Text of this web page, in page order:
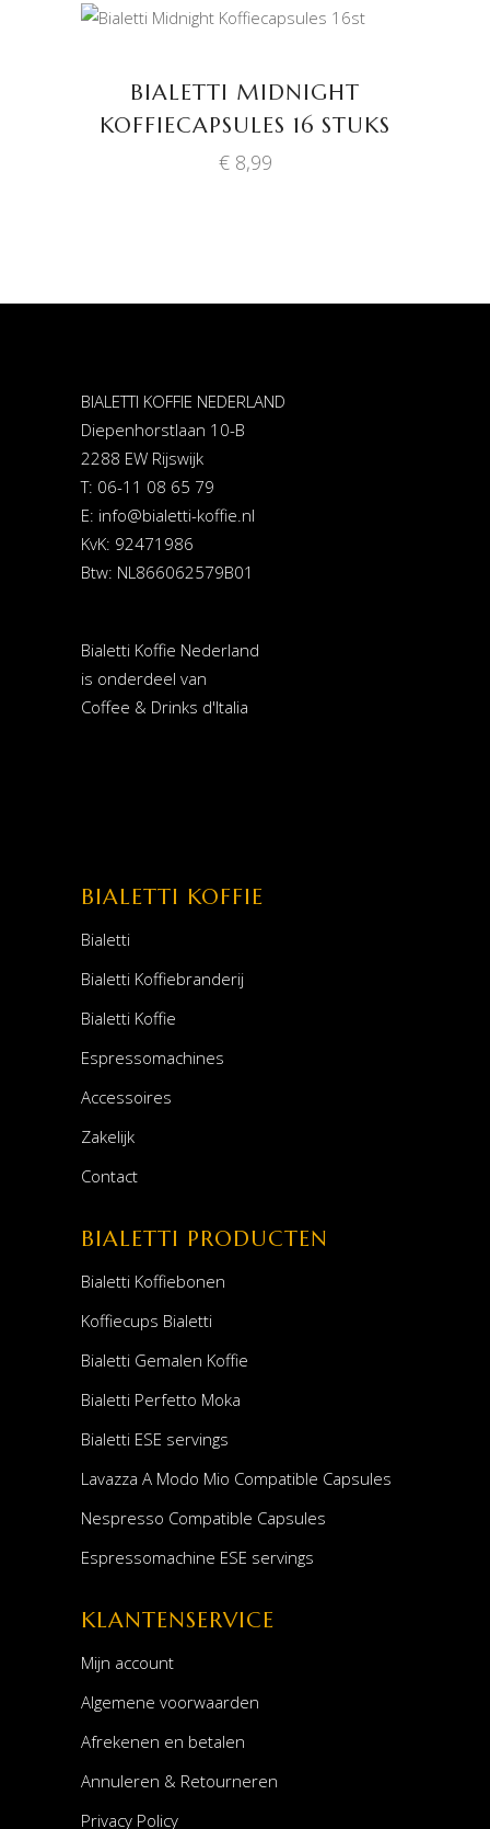
€ 23,97.€ 21,95.
BIALETTI MIDNIGHT
KOFFIECAPSULES 16 STUKS
€8,99
BIALETTI KOFFIE NEDERLAND
Diepenhorstlaan 10-B
2288 EW Rijswijk
T: 06-11 08 65 79
E: info@bialetti-koffie.nl
KvK: 92471986
Btw: NL866062579B01
Bialetti Koffie Nederland
is onderdeel van
Coffee & Drinks d'Italia
BIALETTI KOFFIE
Bialetti
Bialetti Koffiebranderij
Bialetti Koffie
Espressomachines
Accessoires
Zakelijk
Contact
BIALETTI PRODUCTEN
Bialetti Koffiebonen
Koffiecups Bialetti
Bialetti Gemalen Koffie
Bialetti Perfetto Moka
Bialetti ESE servings
Lavazza A Modo Mio Compatible Capsules
Nespresso Compatible Capsules
Espressomachine ESE servings
KLANTENSERVICE
Mijn account
Algemene voorwaarden
Afrekenen en betalen
Annuleren & Retourneren
Privacy Policy